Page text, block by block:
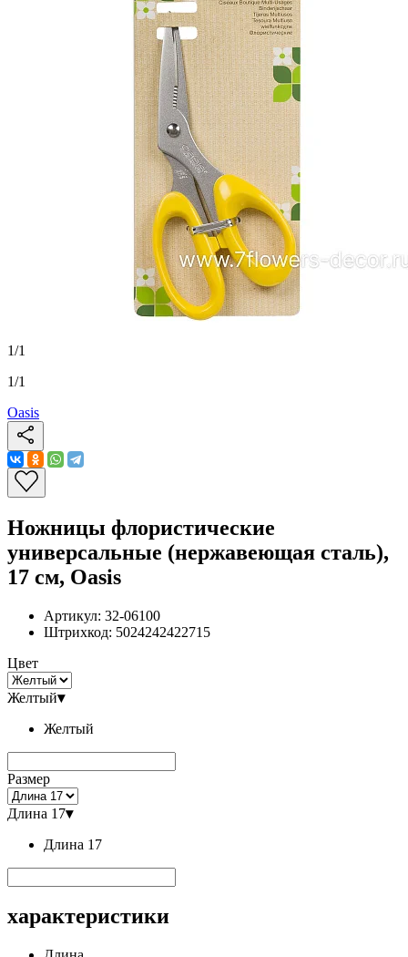
1/1
1/1
Oasis
Ножницы флористические
универсальные (нержавеющая сталь),
17 см, Oasis
Артикул: 32-06100
Штрихкод: 5024242422715
Цвет
Желтый▾
Желтый
Размер
Длина 17▾
Длина 17
характеристики